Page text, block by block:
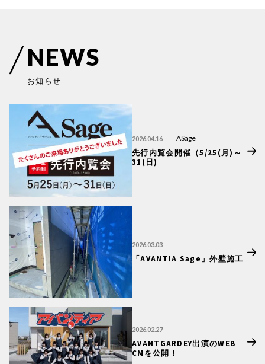
NEWS
お知 らせ
2026.04.16 ASage
先行内覧会開催（5/25(月)～
31(日)
2026.03.03
「AVANTIA Sage」外壁施工
2026.02.27
AVANTGARDEY出演のWEB
CMを公開！